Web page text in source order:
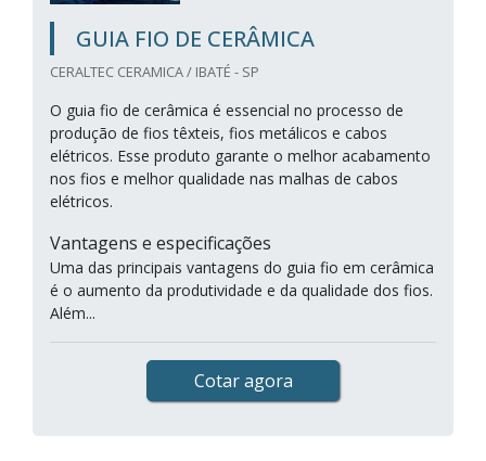
GUIA FIO DE CERÂMICA
CERALTEC CERAMICA / IBATÉ - SP
O guia fio de cerâmica é essencial no processo de
produção de fios têxteis, fios metálicos e cabos
elétricos. Esse produto garante o melhor acabamento
nos fios e melhor qualidade nas malhas de cabos
elétricos.
Vantagens e especificações
Uma das principais vantagens do guia fio em cerâmica
é o aumento da produtividade e da qualidade dos fios.
Além...
Cotar agora